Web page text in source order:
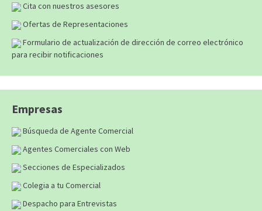
Cita con nuestros asesores
Ofertas de Representaciones
Formulario de actualización de dirección de correo electrónico
para recibir notificaciones
Empresas
Búsqueda de Agente Comercial
Agentes Comerciales con Web
Secciones de Especializados
Colegia a tu Comercial
Despacho para Entrevistas